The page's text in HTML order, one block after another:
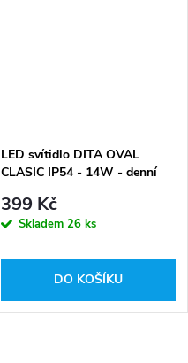
LED svítidlo DITA OVAL
CLASIC IP54 - 14W - denní
399 Kč
Skladem 26 ks
DO KOŠÍKU